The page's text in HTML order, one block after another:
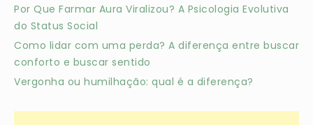
Por Que Farmar Aura Viralizou? A Psicologia Evolutiva
do Status Social
Como lidar com uma perda? A diferença entre buscar
conforto e buscar sentido
Vergonha ou humilhação: qual é a diferença?